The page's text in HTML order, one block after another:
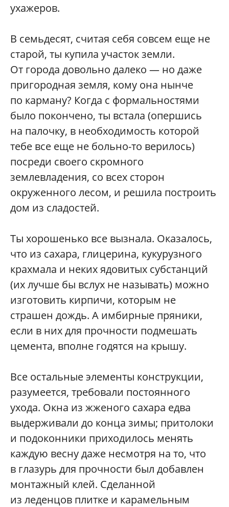
ухажеров.
В семьдесят, считая себя совсем еще не
старой, ты купила участок земли.
От города довольно далеко — но даже
пригородная земля, кому она нынче
по карману? Когда с формальностями
было покончено, ты встала (опершись
на палочку, в необходимость которой
тебе все еще не больно-то верилось)
посреди своего скромного
землевладения, со всех сторон
окруженного лесом, и решила построить
дом из сладостей.
Ты хорошенько все вызнала. Оказалось,
что из сахара, глицерина, кукурузного
крахмала и неких ядовитых субстанций
(их лучше бы вслух не называть) можно
изготовить кирпичи, которым не
страшен дождь. А имбирные пряники,
если в них для прочности подмешать
цемента, вполне годятся на крышу.
Все остальные элементы конструкции,
разумеется, требовали постоянного
ухода. Окна из жженого сахара едва
выдерживали до конца зимы; притолоки
и подоконники приходилось менять
каждую весну даже несмотря на то, что
в глазурь для прочности был добавлен
монтажный клей. Сделанной
из леденцов плитке и карамельным